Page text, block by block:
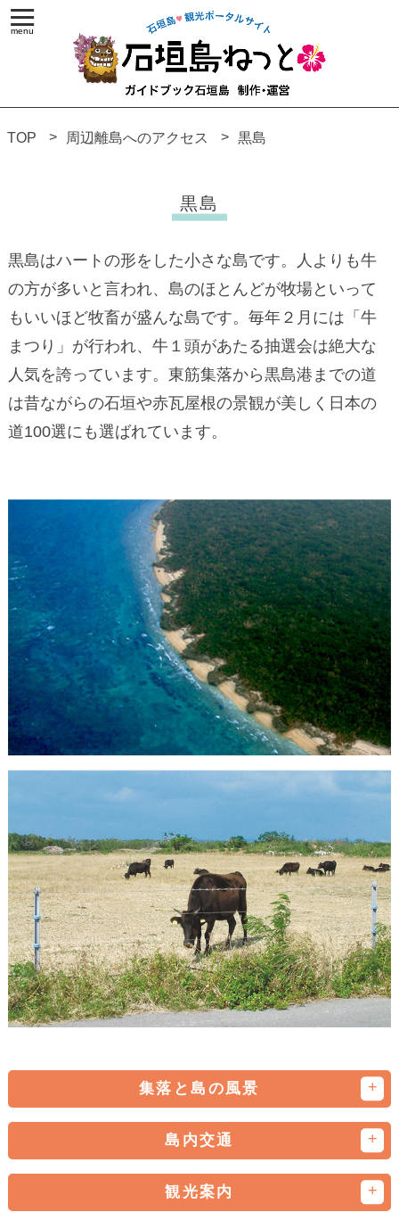
TOP 周辺離島へのアクセス 黒島
黒島
黒島はハートの形をした小さな島です。人よりも牛
の方が多いと言われ、島のほとんどが牧場といって
もいいほど牧畜が盛んな島です。毎年２月には「牛
まつり」が行われ、牛１頭があたる抽選会は絶大な
人気を誇っています。東筋集落から黒島港までの道
は昔ながらの石垣や赤瓦屋根の景観が美しく日本の
道100選にも選ばれています。
集落と島の風景
島内交通
観光案内